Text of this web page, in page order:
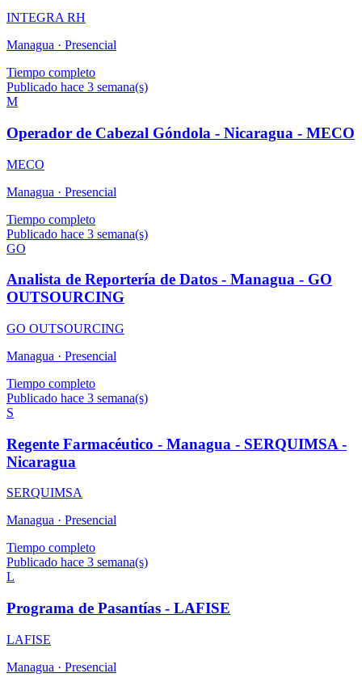
INTEGRA RH
Managua · Presencial
Tiempo completo
Publicado hace 3 semana(s)
M
Operador de Cabezal Góndola - Nicaragua - MECO
MECO
Managua · Presencial
Tiempo completo
Publicado hace 3 semana(s)
GO
Analista de Reportería de Datos - Managua - GO
OUTSOURCING
GO OUTSOURCING
Managua · Presencial
Tiempo completo
Publicado hace 3 semana(s)
S
Regente Farmacéutico - Managua - SERQUIMSA -
Nicaragua
SERQUIMSA
Managua · Presencial
Tiempo completo
Publicado hace 3 semana(s)
L
Programa de Pasantías - LAFISE
LAFISE
Managua · Presencial